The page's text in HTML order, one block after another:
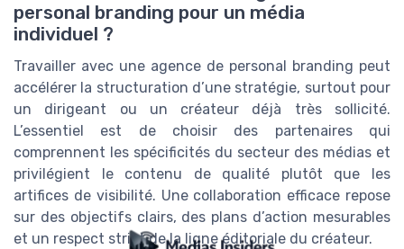
personal branding pour un média
individuel ?
Travailler avec une agence de personal branding peut
accélérer la structuration d’une stratégie, surtout pour
un dirigeant ou un créateur déjà très sollicité.
L’essentiel est de choisir des partenaires qui
comprennent les spécificités du secteur des médias et
privilégient le contenu de qualité plutôt que les
artifices de visibilité. Une collaboration efficace repose
sur des objectifs clairs, des plans d’action mesurables
et un respect strict de la ligne éditoriale du créateur.